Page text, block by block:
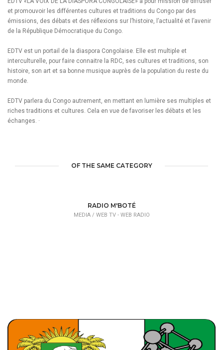
et promouvoir les différentes cultures et traditions du Congo par des
émissions, des débats et des réflexions sur l’histoire, l’actualité et l’avenir
de la République Démocratique du Congo.
EDTV est un portail de la diaspora Congolaise. Elle est multiple et
interculturelle, pour faire connaitre la RDC, ses cultures et traditions, son
histoire, son art et sa bonne musique auprès de la population du reste du
monde.
EDTV parlera du Congo autrement, en mettant en lumière ses multiples et
riches traditions et cultures. Cela en vue de favoriser les débats et les
échanges. ·
OF THE SAME CATEGORY
RADIO M'BOTÉ
MEDIA / WEB TV - WEB RADIO